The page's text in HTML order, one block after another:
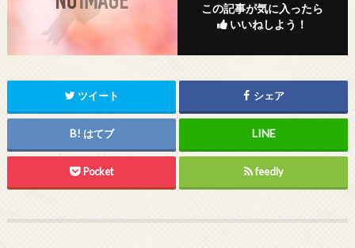
この記事が気に入ったら
いいねしよう！
ツイート シェア
はてブ
Pocket feedly